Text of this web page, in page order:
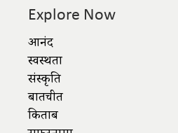
Explore Now
आनंद
स्वस्थता
संस्कृति
बातचीत
किताबें